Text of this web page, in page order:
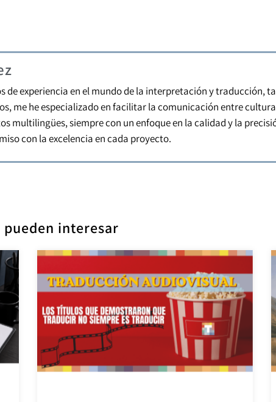
de experiencia en el mundo de la interpretación y traducción,
me he especializado en facilitar la comunicación entre
multilingües, siempre con un enfoque en la calidad y la
con la excelencia en cada proyecto.
pueden interesar